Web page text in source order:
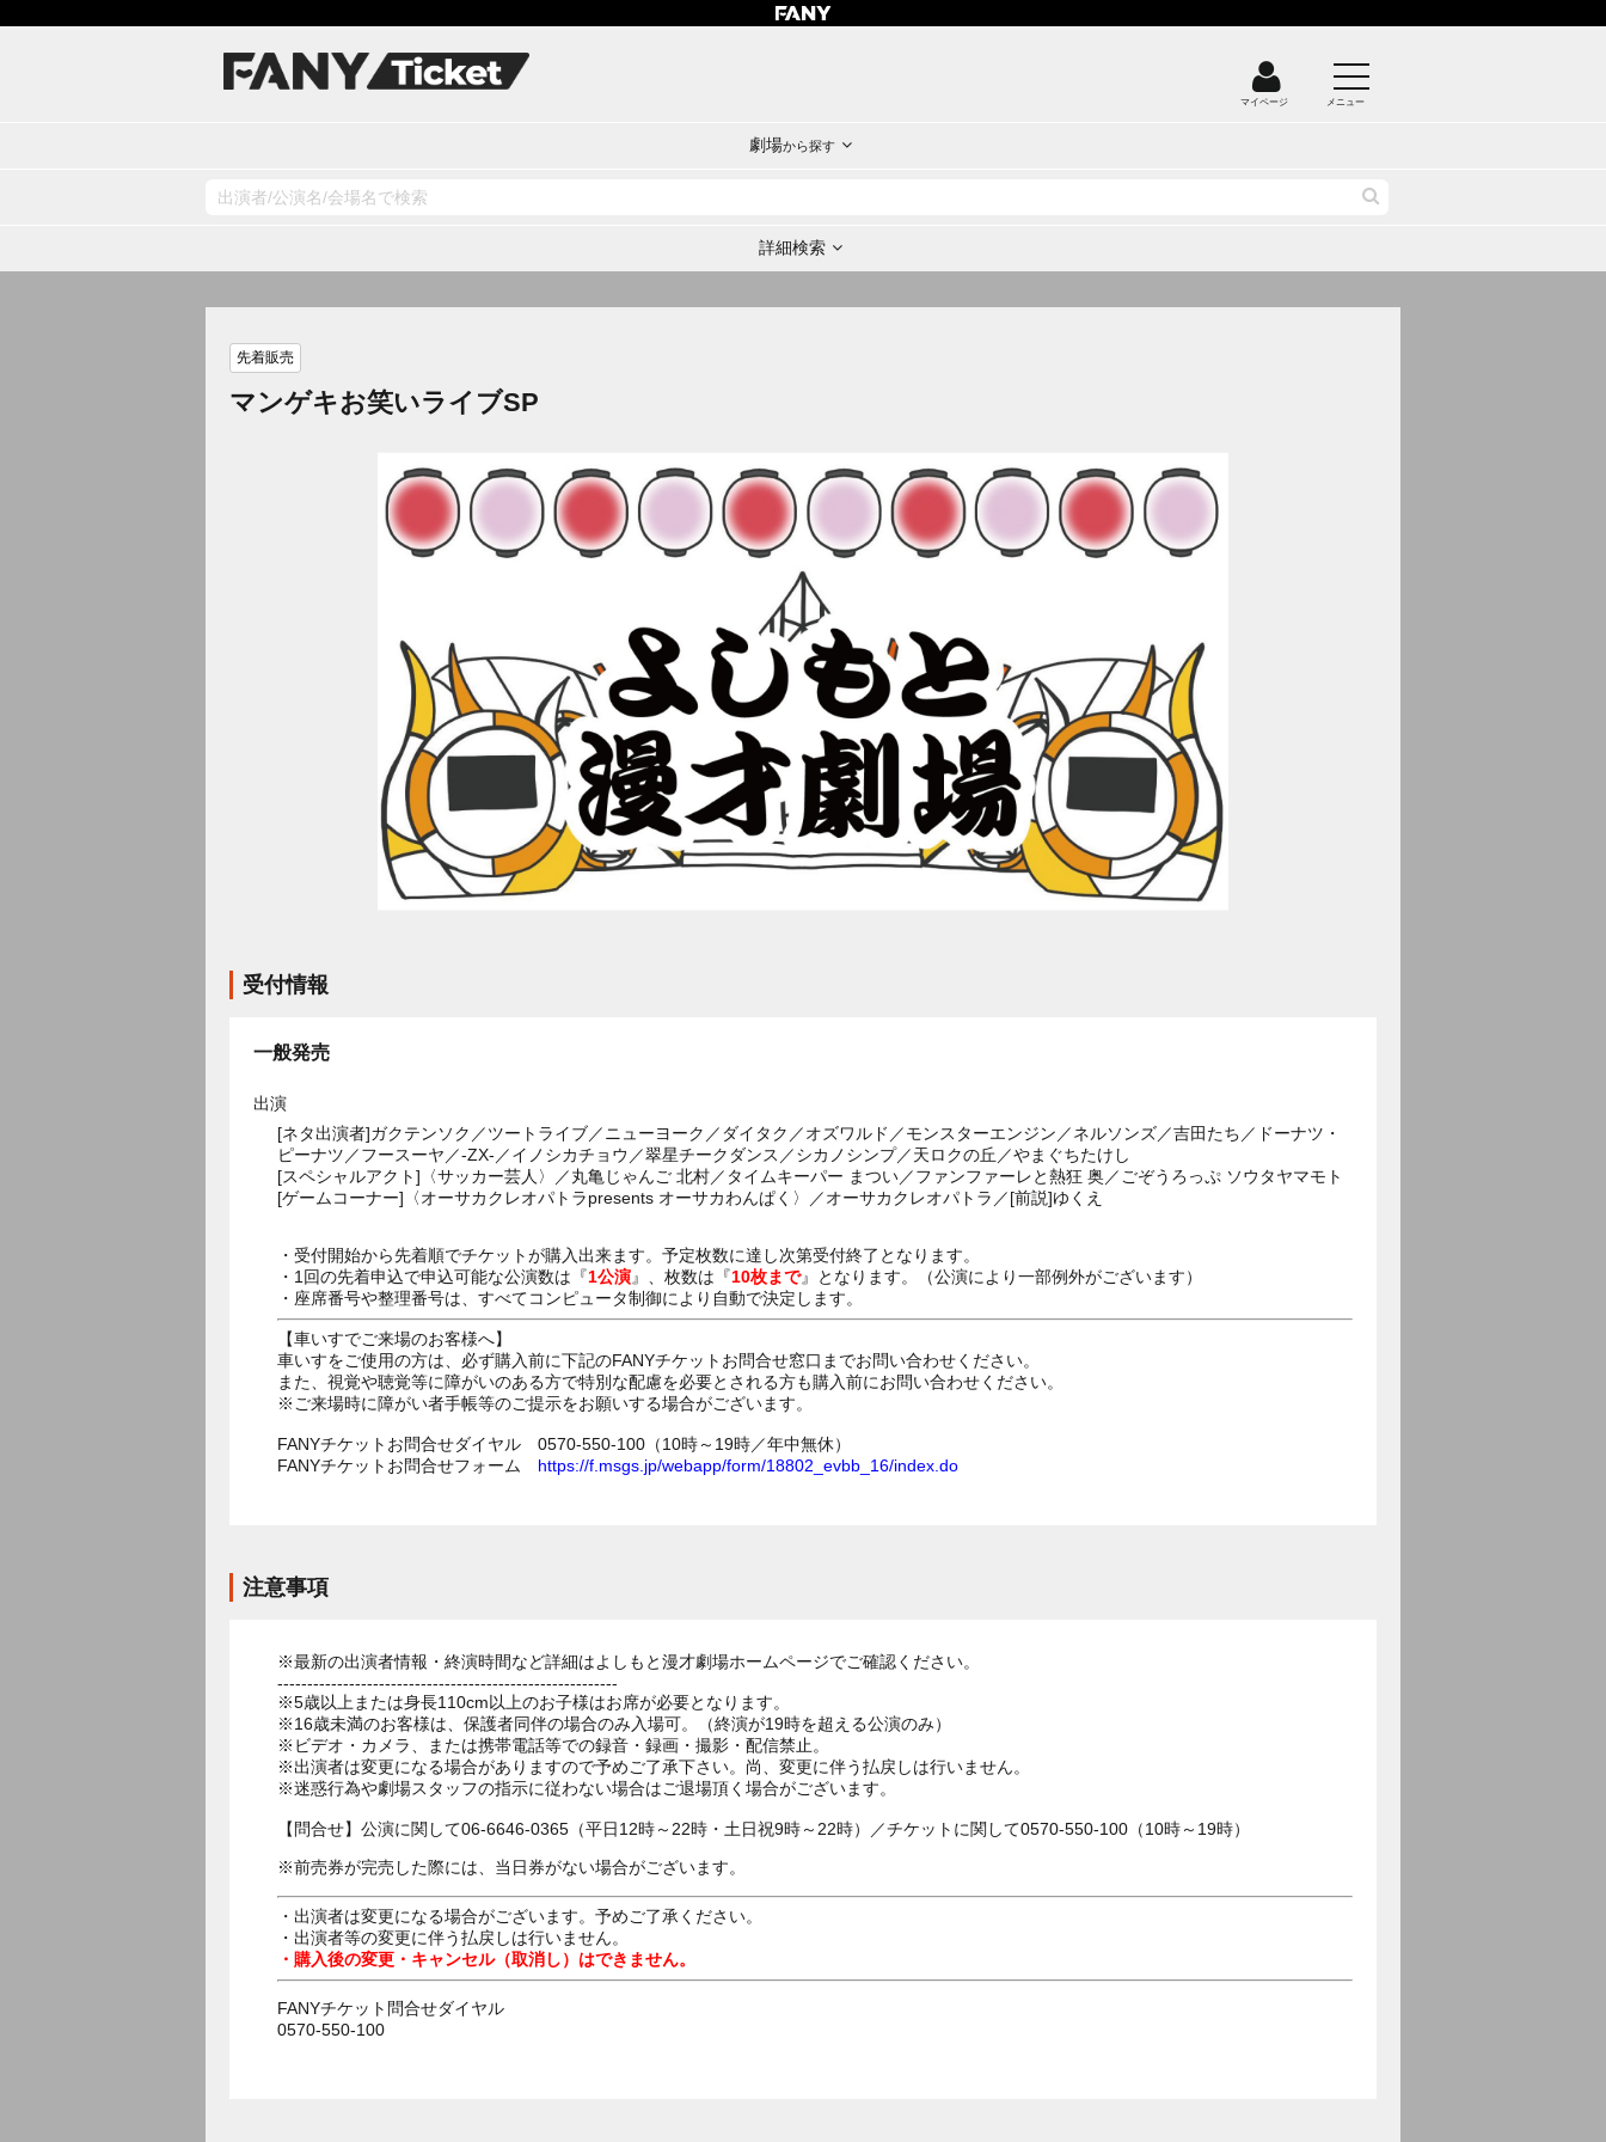
マイページ メニュー
劇場から探す
詳細検索
先着販売
マンゲキお笑いライブSP
受付情報
一般発売
出演
[ネタ出演者]ガクテンソク／ツートライブ／ニューヨーク／ダイタク／オズワルド／モンスターエンジン／ネルソンズ／吉田たち／ドーナツ・
ピーナツ／フースーヤ／-ZX-／イノシカチョウ／翠星チークダンス／シカノシンプ／天ロクの丘／やまぐちたけし
[スペシャルアクト]〈サッカー芸人〉／丸亀じゃんご 北村／タイムキーパー まつい／ファンファーレと熱狂 奥／ごぞうろっぷ ソウタヤマモト
[ゲームコーナー]〈オーサカクレオパトラpresents オーサカわんぱく〉／オーサカクレオパトラ／[前説]ゆくえ
・受付開始から先着順でチケットが購入出来ます。予定枚数に達し次第受付終了となります。
・1回の先着申込で申込可能な公演数は『1公演』、枚数は『10枚まで』となります。（公演により一部例外がございます）
・座席番号や整理番号は、すべてコンピュータ制御により自動で決定します。
【車いすでご来場のお客様へ】
車いすをご使用の方は、必ず購入前に下記のFANYチケットお問合せ窓口までお問い合わせください。
また、視覚や聴覚等に障がいのある方で特別な配慮を必要とされる方も購入前にお問い合わせください。
※ご来場時に障がい者手帳等のご提示をお願いする場合がございます。
FANYチケットお問合せダイヤル 0570-550-100（10時～19時／年中無休）
FANYチケットお問合せフォーム https://f.msgs.jp/webapp/form/18802_evbb_16/index.do
注意事項
※最新の出演者情報・終演時間など詳細はよしもと漫才劇場ホームページでご確認ください。
---------------------------------------------------------
※5歳以上または身長110cm以上のお子様はお席が必要となります。
※16歳未満のお客様は、保護者同伴の場合のみ入場可。（終演が19時を超える公演のみ）
※ビデオ・カメラ、または携帯電話等での録音・録画・撮影・配信禁止。
※出演者は変更になる場合がありますので予めご了承下さい。尚、変更に伴う払戻しは行いません。
※迷惑行為や劇場スタッフの指示に従わない場合はご退場頂く場合がございます。
【問合せ】公演に関して06-6646-0365（平日12時～22時・土日祝9時～22時）／チケットに関して0570-550-100（10時～19時）
※前売券が完売した際には、当日券がない場合がございます。
・出演者は変更になる場合がございます。予めご了承ください。
・出演者等の変更に伴う払戻しは行いません。
・購入後の変更・キャンセル（取消し）はできません。
FANYチケット問合せダイヤル
0570-550-100